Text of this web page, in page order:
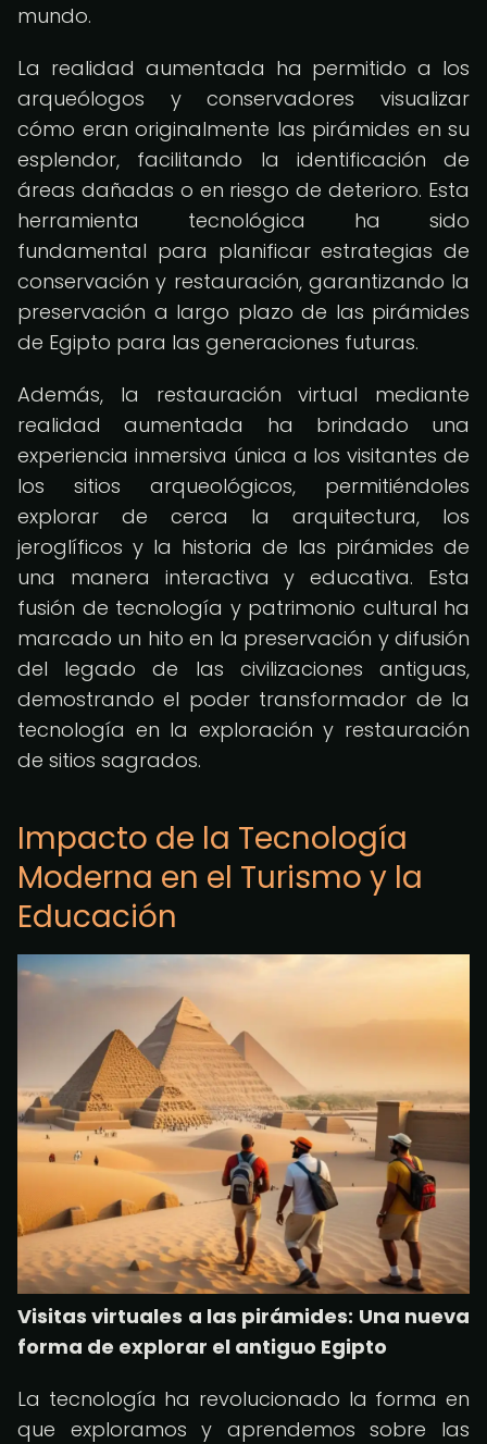
mundo.
La realidad aumentada ha permitido a los
arqueólogos y conservadores visualizar
cómo eran originalmente las pirámides en su
esplendor, facilitando la identificación de
áreas dañadas o en riesgo de deterioro. Esta
herramienta tecnológica ha sido
fundamental para planificar estrategias de
conservación y restauración, garantizando la
preservación a largo plazo de las pirámides
de Egipto para las generaciones futuras.
Además, la restauración virtual mediante
realidad aumentada ha brindado una
experiencia inmersiva única a los visitantes de
los sitios arqueológicos, permitiéndoles
explorar de cerca la arquitectura, los
jeroglíficos y la historia de las pirámides de
una manera interactiva y educativa. Esta
fusión de tecnología y patrimonio cultural ha
marcado un hito en la preservación y difusión
del legado de las civilizaciones antiguas,
demostrando el poder transformador de la
tecnología en la exploración y restauración
de sitios sagrados.
Impacto de la Tecnología
Moderna en el Turismo y la
Educación
Visitas virtuales a las pirámides: Una nueva
forma de explorar el antiguo Egipto
La tecnología ha revolucionado la forma en
que exploramos y aprendemos sobre las